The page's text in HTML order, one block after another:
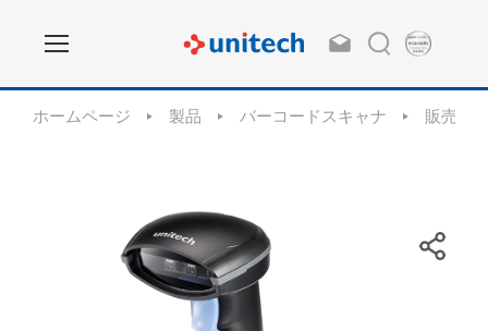
ホームページ 製品 バーコードスキャナ 販売終